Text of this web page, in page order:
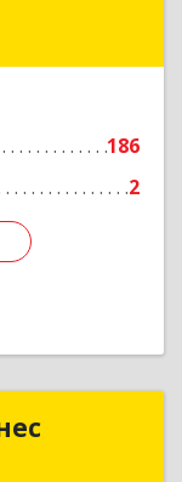
186
2
р-н,
"Бизнес